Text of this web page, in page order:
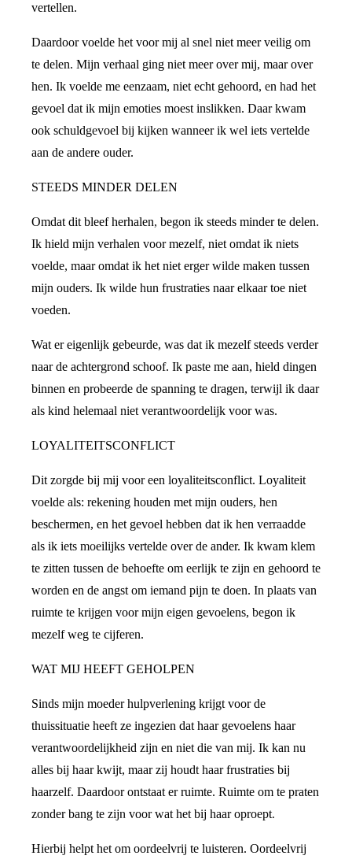
vertellen.
Daardoor voelde het voor mij al snel niet meer veilig om
te delen. Mijn verhaal ging niet meer over mij, maar over
hen. Ik voelde me eenzaam, niet echt gehoord, en had het
gevoel dat ik mijn emoties moest inslikken. Daar kwam
ook schuldgevoel bij kijken wanneer ik wel iets vertelde
aan de andere ouder.
STEEDS MINDER DELEN
Omdat dit bleef herhalen, begon ik steeds minder te delen.
Ik hield mijn verhalen voor mezelf, niet omdat ik niets
voelde, maar omdat ik het niet erger wilde maken tussen
mijn ouders. Ik wilde hun frustraties naar elkaar toe niet
voeden.
Wat er eigenlijk gebeurde, was dat ik mezelf steeds verder
naar de achtergrond schoof. Ik paste me aan, hield dingen
binnen en probeerde de spanning te dragen, terwijl ik daar
als kind helemaal niet verantwoordelijk voor was.
LOYALITEITSCONFLICT
Dit zorgde bij mij voor een loyaliteitsconflict. Loyaliteit
voelde als: rekening houden met mijn ouders, hen
beschermen, en het gevoel hebben dat ik hen verraadde
als ik iets moeilijks vertelde over de ander. Ik kwam klem
te zitten tussen de behoefte om eerlijk te zijn en gehoord te
worden en de angst om iemand pijn te doen. In plaats van
ruimte te krijgen voor mijn eigen gevoelens, begon ik
mezelf weg te cijferen.
WAT MIJ HEEFT GEHOLPEN
Sinds mijn moeder hulpverlening krijgt voor de
thuissituatie heeft ze ingezien dat haar gevoelens haar
verantwoordelijkheid zijn en niet die van mij. Ik kan nu
alles bij haar kwijt, maar zij houdt haar frustraties bij
haarzelf. Daardoor ontstaat er ruimte. Ruimte om te praten
zonder bang te zijn voor wat het bij haar oproept.
Hierbij helpt het om oordeelvrij te luisteren. Oordeelvrij